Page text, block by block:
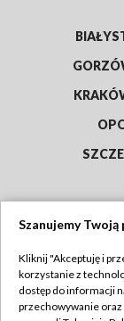
Abonament
Szanujemy
Kliknij "Akceptuję i
korzystanie z
dostęp do informacji
przechowywanie